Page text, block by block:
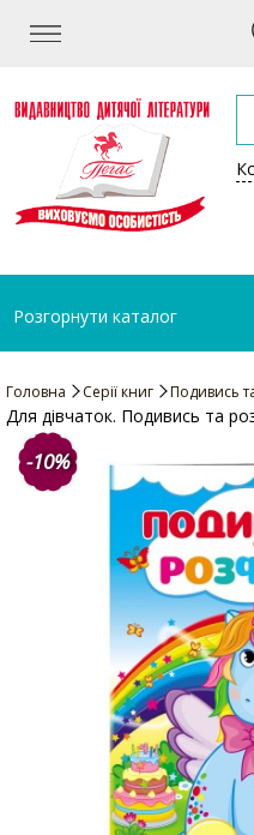
Розгорнути каталог
Головна Серії книг Подивись
Для дівчаток. Подивись та
-10%